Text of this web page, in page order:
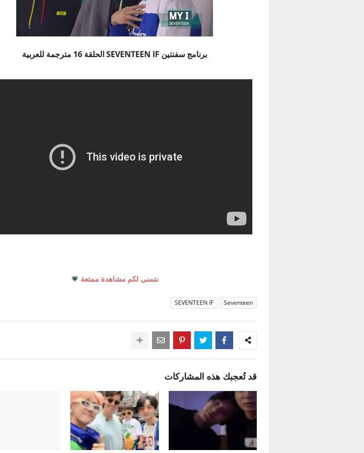
برنامج سفنتين SEVENTEEN IF الحلقة 16 مترجمة للعربية
نتمنى لكم مشاهدة ممتعة 💗
Seventeen
SEVENTEEN IF
قد تُعجبك هذه المشاركات